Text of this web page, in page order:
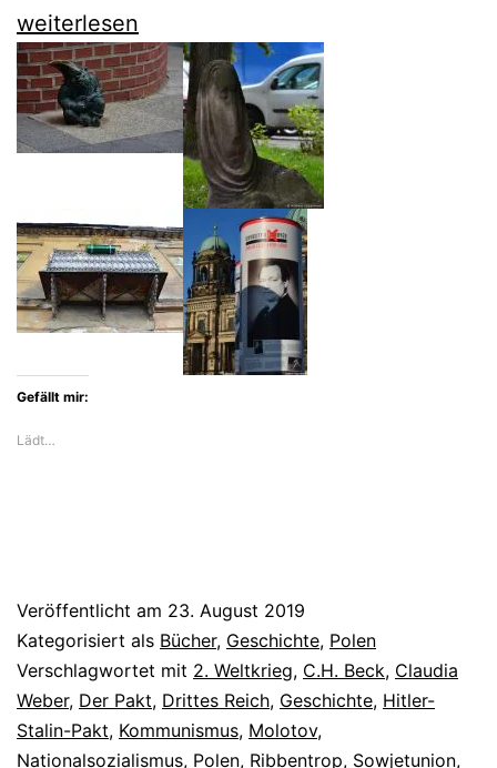
Claudia
Weber
erinnert
faszinierend
Hitler-
Stalin-
Pakt
weiterlesen
Gefällt mir:
Lädt…
Veröffentlicht am 23. August 2019
Kategorisiert als Bücher, Geschichte, Polen
Verschlagwortet mit 2. Weltkrieg, C.H. Beck, Claudia
Weber, Der Pakt, Drittes Reich, Geschichte, Hitler-
Stalin-Pakt, Kommunismus, Molotov,
Nationalsozialismus, Polen, Ribbentrop, Sowjetunion,